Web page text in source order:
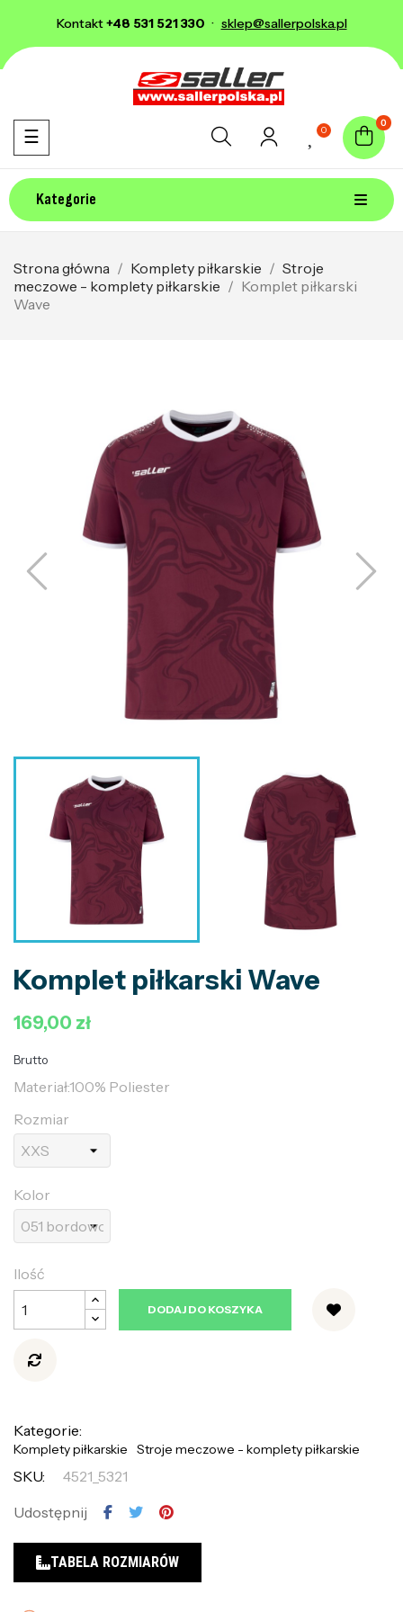
Kontakt+48 531 521 330 · sklep@sallerpolska.pl
0
0
Kategorie
Toggle navigation
☰
Strona główna Komplety piłkarskie
Stroje
meczowe - komplety piłkarskie
Komplet piłkarski
Wave
Komplet piłkarski Wave
169,00 zł
Brutto
Materiał:100% Poliester
Rozmiar
Kolor
Ilość
DODAJ DO KOSZYKA
Kategorie:
Komplety piłkarskie Stroje meczowe - komplety piłkarskie
SKU:
4521_5321
Udostępnij
TABELA ROZMIARÓW